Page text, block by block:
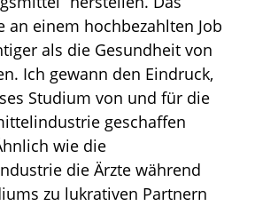
an einem hochbezahlten Job
als die Gesundheit von
Ich gewann den Eindruck,
Studium von und für die
geschaffen
wie die
die Ärzte während
zu lukrativen Partnern